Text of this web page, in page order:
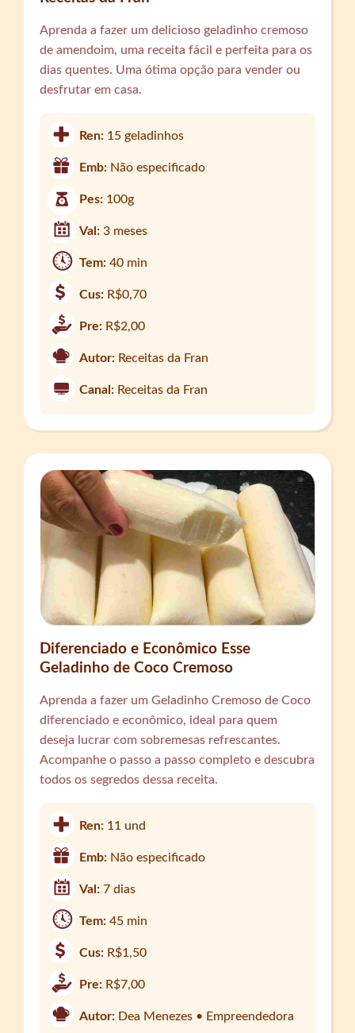
Aprenda a fazer um delicioso geladinho cremoso
de amendoim, uma receita fácil e perfeita para os
dias quentes. Uma ótima opção para vender ou
desfrutar em casa.
Ren: 15 geladinhos
Emb: Não especificado
Pes: 100g
Val:3 meses
Tem:40 min
Cus: R$0,70
Pre: R$2,00
Autor: Receitas da Fran
Canal: Receitas da Fran
Diferenciado e Econômico Esse
Geladinho de Coco Cremoso
Aprenda a fazer um Geladinho Cremoso de Coco
diferenciado e econômico, ideal para quem
deseja lucrar com sobremesas refrescantes.
Acompanhe o passo a passo completo e descubra
todos os segredos dessa receita.
Ren: 11 und
Emb: Não especificado
Val:7 dias
Tem:45 min
Cus: R$1,50
Pre: R$7,00
Autor: Dea Menezes • Empreendedora